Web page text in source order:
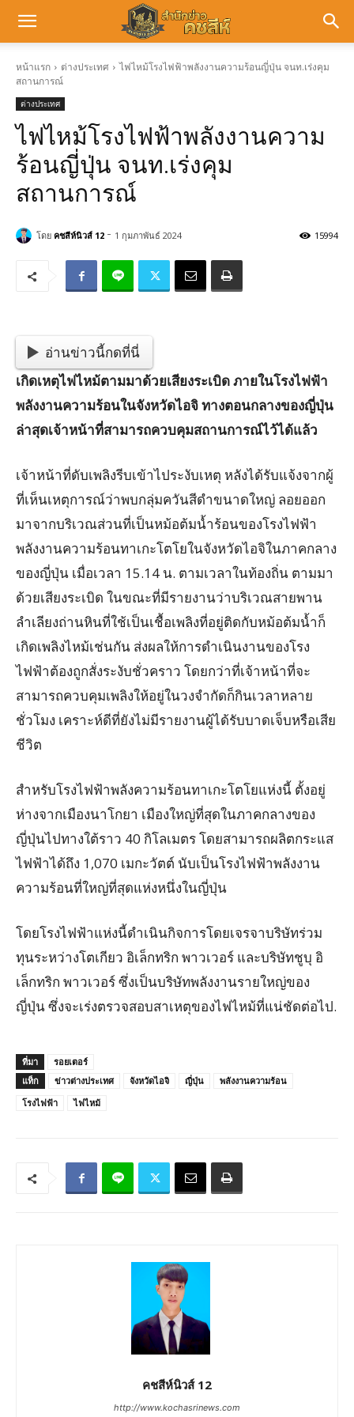
หน้าแรก ต่างประเทศ
ไฟไหม้โรงไฟฟ้าพลังงานความร้อนญี่ปุ่น จนท.เร่งคุม
สถานการณ์
ต่างประเทศ
ไฟไหม้โรงไฟฟ้าพลังงานความ
ร้อนญี่ปุ่น จนท.เร่งคุม
สถานการณ์
15994
โดย คชสีห์นิวส์ 12 - 1 กุมภาพันธ์ 2024
อ่านข่าวนี้กดที่นี่
เกิดเหตุไฟไหม้ตามมาด้วยเสียงระเบิด ภายในโรงไฟฟ้า
พลังงานความร้อนในจังหวัดไอจิ ทางตอนกลางของญี่ปุ่น
ล่าสุดเจ้าหน้าที่สามารถควบคุมสถานการณ์ไว้ได้แล้ว
เจ้าหน้าที่ดับเพลิงรีบเข้าไประงับเหตุ หลังได้รับแจ้งจากผู้
ที่เห็นเหตุการณ์ว่าพบกลุ่มควันสีดำขนาดใหญ่ ลอยออก
มาจากบริเวณส่วนที่เป็นหม้อต้มน้ำร้อนของโรงไฟฟ้า
พลังงานความร้อนทาเกะโตโยในจังหวัดไอจิในภาคกลาง
ของญี่ปุ่น เมื่อเวลา 15.14 น. ตามเวลาในท้องถิ่น ตามมา
ด้วยเสียงระเบิด ในขณะที่มีรายงานว่าบริเวณสายพาน
ลำเลียงถ่านหินที่ใช้เป็นเชื้อเพลิงที่อยู่ติดกับหม้อต้มน้ำก็
เกิดเพลิงไหม้เช่นกัน ส่งผลให้การดำเนินงานของโรง
ไฟฟ้าต้องถูกสั่งระงับชั่วคราว โดยกว่าที่เจ้าหน้าที่จะ
สามารถควบคุมเพลิงให้อยู่ในวงจำกัดก็กินเวลาหลาย
ชั่วโมง เคราะห์ดีที่ยังไม่มีรายงานผู้ได้รับบาดเจ็บหรือเสีย
ชีวิต
สำหรับโรงไฟฟ้าพลังความร้อนทาเกะโตโยแห่งนี้ ตั้งอยู่
ห่างจากเมืองนาโกยา เมืองใหญ่ที่สุดในภาคกลางของ
ญี่ปุ่นไปทางใต้ราว 40 กิโลเมตร โดยสามารถผลิตกระแส
ไฟฟ้าได้ถึง 1,070 เมกะวัตต์ นับเป็นโรงไฟฟ้าพลังงาน
ความร้อนที่ใหญ่ที่สุดแห่งหนึ่งในญี่ปุ่น
โดยโรงไฟฟ้าแห่งนี้ดำเนินกิจการโดยเจรจาบริษัทร่วม
ทุนระหว่างโตเกียว อิเล็กทริก พาวเวอร์ และบริษัทชูบุ อิ
เล็กทริก พาวเวอร์ ซึ่งเป็นบริษัทพลังงานรายใหญ่ของ
ญี่ปุ่น ซึ่งจะเร่งตรวจสอบสาเหตุของไฟไหม้ที่แน่ชัดต่อไป.
ที่มา
รอยเตอร์
แท็ก
ข่าวต่างประเทศ จังหวัดไอจิ ญี่ปุ่น
พลังงานความร้อน
โรงไฟฟ้า
ไฟไหม้
คชสีห์นิวส์ 12
http://www.kochasrinews.com